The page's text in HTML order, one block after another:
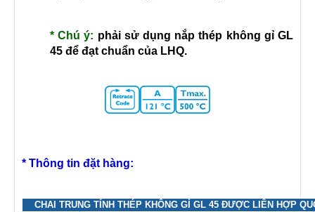
* Chú ý: phải sử dụng nắp thép không gỉ GL
45 để đạt chuẩn của LHQ.
* Thông tin đặt hàng:
CHAI TRUNG TÍNH THÉP KHÔNG GỈ GL 45 ĐƯỢC LIÊN HỢP